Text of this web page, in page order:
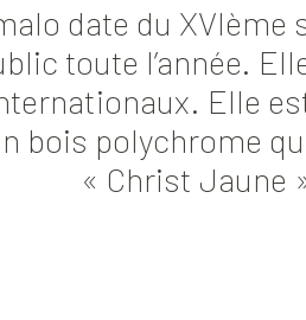
date du
toute l’année.
Elle
bois polychrome
« Christ Jaune